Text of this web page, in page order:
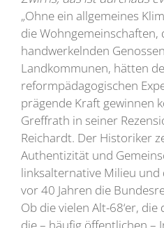
„Ohne ein allgemeines
die Wohngemeinschaften,
handwerkelnden
Landkommunen, hätten
reformpädagogischen
prägende Kraft gewinnen
Greffrath in seiner
Reichardt. Der Historiker
Authentizität und
linksalternative Milieu und
vor 40 Jahren die
Ob die vielen Alt-68‘er,
die – häufig öffentlichen